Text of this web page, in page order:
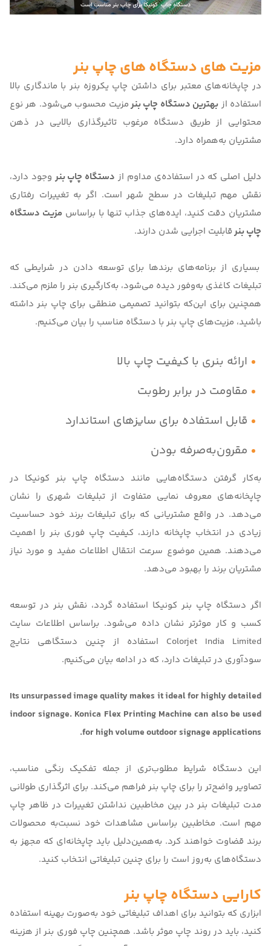
مزیت های دستگاه های چاپ بنر
در چاپخانه‌های معتبر برای داشتن چاپ یکروزه بنر با ماندگاری بالا
استفاده از بهترین دستگاه چاپ بنر مزیت محسوب می‌شود. هر نوع
محتوایی از طریق دستگاه مرغوب تاثیرگذاری بالایی در ذهن
مشتریان به‌همراه دارد.
دلیل اصلی که در استفاده‌ی مداوم از دستگاه چاپ بنر وجود دارد،
نقش مهم تبلیغات در سطح شهر است. اگر به تغییرات رفتاری
مشتریان دقت کنید، ایده‌های جذاب تنها با براساس مزیت دستگاه
چاپ بنر قابلیت اجرایی شدن دارند.
بسیاری از برنامه‌های برندها برای توسعه دادن در شرایطی که
تبلیغات کاغذی به‌وفور دیده می‌شود، به‌کارگیری بنر را ملزم می‌کند.
همچنین برای این‌که بتوانید تصمیمی منطقی برای چاپ بنر داشته
باشید، مزیت‌های چاپ بنر با دستگاه مناسب را بیان می‌کنیم.
ارائه بنری با کیفیت چاپ بالا
مقاومت در برابر رطوبت
قابل استفاده برای سایزهای استاندارد
مقرون‌به‌صرفه بودن
به‌کار گرفتن دستگاه‌هایی مانند دستگاه چاپ بنر کونیکا در
چاپخانه‌های معروف نمایی متفاوت از تبلیغات شهری را نشان
می‌دهد. در واقع مشتریانی که برای تبلیغات برند خود حساسیت
زیادی در انتخاب چاپخانه دارند، کیفیت چاپ فوری بنر را اهمیت
می‌دهند. همین موضوع سرعت انتقال اطلاعات مفید و مورد نیاز
مشتریان برند را بهبود می‌دهد.
اگر دستگاه چاپ بنر کونیکا استفاده گردد، نقش بنر در توسعه
کسب و کار موثرتر نشان داده می‌شود. براساس اطلاعات سایت
Colorjet India Limited استفاده از چنین دستگاهی نتایج
سودآوری در تبلیغات دارد، که در ادامه بیان می‌کنیم.
Its unsurpassed image quality makes it ideal for highly detailed
indoor signage. Konica Flex Printing Machine can also be used
for high volume outdoor signage applications.
این دستگاه شرایط مطلوب‌تری از جمله تفکیک رنگی مناسب،
تصاویر واضح‌تر را برای چاپ بنر فراهم می‌کند. برای اثرگذاری طولانی
مدت تبلیغات بنر در بین مخاطبین نداشتن تغییرات در ظاهر چاپ
مهم است. مخاطبین براساس مشاهدات خود نسبت‌به محصولات
برند قضاوت خواهند کرد. به‌همین‌دلیل باید چاپخانه‌ای که مجهز به
دستگاه‌‌های به‌روز است را برای چنین تبلیغاتی انتخاب کنید.
کارایی دستگاه چاپ بنر
ابزاری که بتوانید برای اهداف تبلیغاتی خود به‌صورت بهینه استفاده
کنید، باید در روند چاپ موثر باشد. همچنین چاپ فوری بنر از هزینه